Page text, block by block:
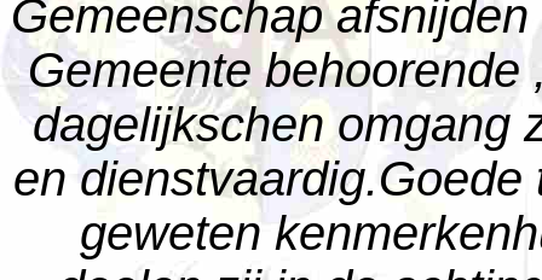
Gemeenschap
Gemeente
dagelijkschen omgang
en
geweten